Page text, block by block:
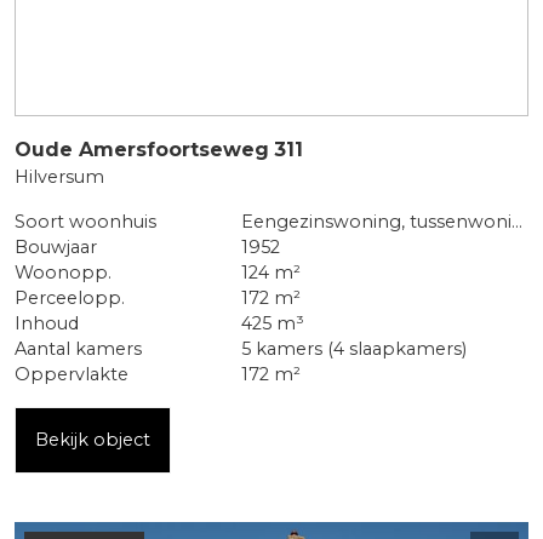
Oude Amersfoortseweg 311
Hilversum
Soort woonhuis
Eengezinswoning, tussenwoning
Bouwjaar
1952
Woonopp.
124 m²
Perceelopp.
172 m²
Inhoud
425 m³
Aantal kamers
5 kamers (4 slaapkamers)
Oppervlakte
172 m²
Bekijk object